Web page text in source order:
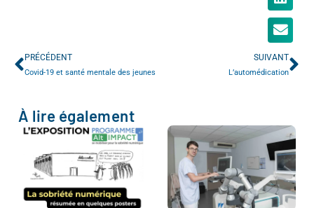
PRÉCÉDENT
Covid-19 et santé mentale des jeunes
SUIVANT
L’automédication
À lire également